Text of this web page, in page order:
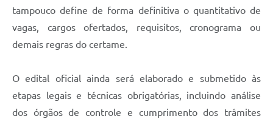
tampouco define de forma definitiva o quantitativo de
vagas, cargos ofertados, requisitos, cronograma ou
demais regras do certame.
O edital oficial ainda será elaborado e submetido às
etapas legais e técnicas obrigatórias, incluindo análise
dos órgãos de controle e cumprimento dos trâmites